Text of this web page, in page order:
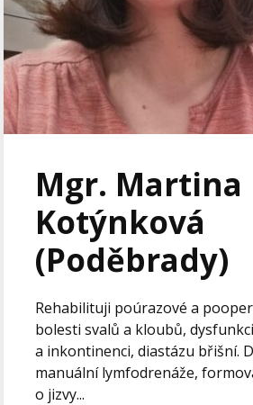
Mgr. Martina
Kotýnková
(Poděbrady)
Rehabilituji poúrazové a
bolesti svalů a kloubů,
a inkontinenci, diastázu břišní.
manuální lymfodrenáže,
o jizvy...